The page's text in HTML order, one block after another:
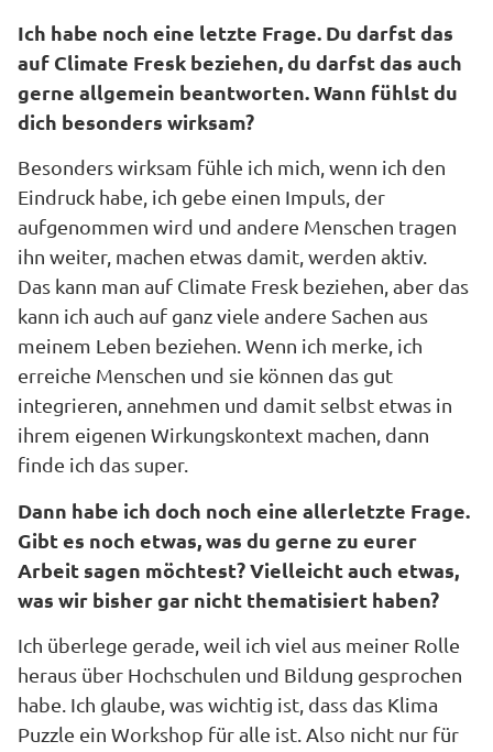
Ich habe noch eine letzte Frage. Du darfst das
auf Climate Fresk beziehen, du darfst das auch
gerne allgemein beantworten. Wann fühlst du
dich besonders wirksam?
Besonders wirksam fühle ich mich, wenn ich den
Eindruck habe, ich gebe einen Impuls, der
aufgenommen wird und andere Menschen tragen
ihn weiter, machen etwas damit, werden aktiv.
Das kann man auf Climate Fresk beziehen, aber das
kann ich auch auf ganz viele andere Sachen aus
meinem Leben beziehen. Wenn ich merke, ich
erreiche Menschen und sie können das gut
integrieren, annehmen und damit selbst etwas in
ihrem eigenen Wirkungskontext machen, dann
finde ich das super.
Dann habe ich doch noch eine allerletzte Frage.
Gibt es noch etwas, was du gerne zu eurer
Arbeit sagen möchtest? Vielleicht auch etwas,
was wir bisher gar nicht thematisiert haben?
Ich überlege gerade, weil ich viel aus meiner Rolle
heraus über Hochschulen und Bildung gesprochen
habe. Ich glaube, was wichtig ist, dass das Klima
Puzzle ein Workshop für alle ist. Also nicht nur für